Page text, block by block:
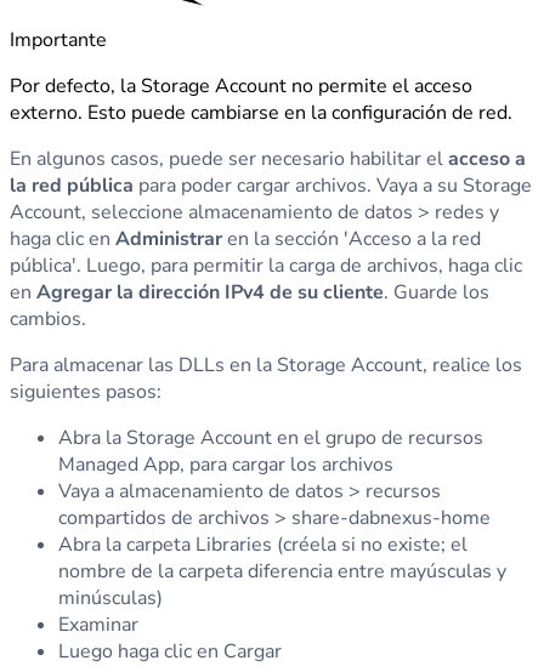
Importante
Por defecto, la Storage Account no permite el acceso
externo. Esto puede cambiarse en la configuración de red.
En algunos casos, puede ser necesario habilitar elacceso a
la red pública para poder cargar archivos. Vaya a su Storage
Account, seleccione almacenamiento de datos > redes y
haga clic en Administraren la sección 'Acceso a la red
pública'. Luego, para permitir la carga de archivos, haga clic
en Agregar la dirección IPv4 de su cliente. Guarde los
cambios.
Para almacenar las DLLs en la Storage Account, realice los
siguientes pasos:
Abra la Storage Account en el grupo de recursos
Managed App, para cargar los archivos
Vaya a almacenamiento de datos > recursos
compartidos de archivos > share-dabnexus-home
Abra la carpeta Libraries (créela si no existe; el
nombre de la carpeta diferencia entre mayúsculas y
minúsculas)
Examinar
Luego haga clic en Cargar